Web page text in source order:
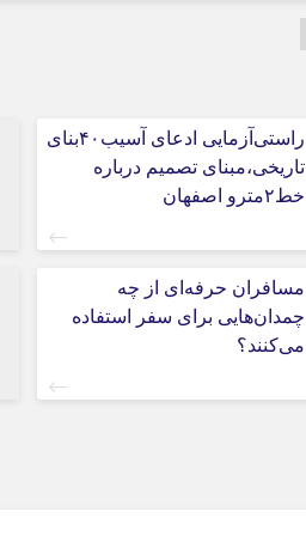
راستی‌آزمایی ادعای آسیب۴۰بنای
تاریخی،مبنای تصمیم درباره
خط۲مترو اصفهان
مسافران حرفه‌ای از چه
چمدان‌هایی برای سفر استفاده
می‌کنند؟